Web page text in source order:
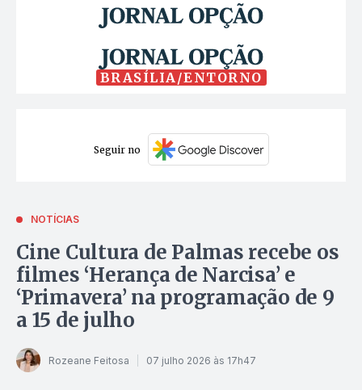
BRASÍLIA/ENTORNO
Seguir no
NOTÍCIAS
Cine Cultura de Palmas recebe os
filmes ‘Herança de Narcisa’ e
‘Primavera’ na programação de 9
a 15 de julho
Rozeane Feitosa 07 julho 2026 às 17h47